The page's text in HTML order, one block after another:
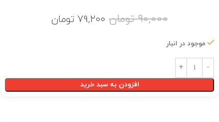
90,000 تومان 79,200 تومان
موجود در انبار
افزودن به سبد خرید